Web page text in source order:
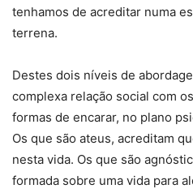
tenhamos de acreditar numa
terrena.
Destes dois níveis de
complexa relação social com
formas de encarar, no plano
Os que são ateus, acreditam
nesta vida. Os que são
formada sobre uma vida para